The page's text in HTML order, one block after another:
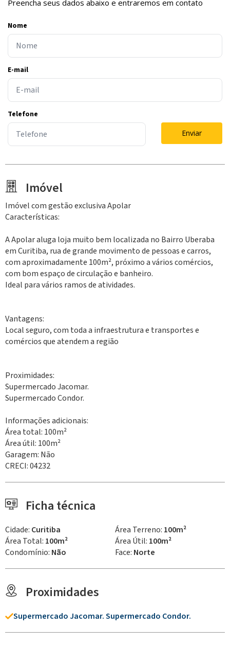
Preencha seus dados abaixo e entraremos em contato
Nome
E-mail
Telefone
Enviar
Imóvel
Imóvel com gestão exclusiva Apolar
Características:
A Apolar aluga loja muito bem localizada no Bairro Uberaba
em Curitiba, rua de grande movimento de pessoas e carros,
com aproximadamente 100m², próximo a vários comércios,
com bom espaço de circulação e banheiro.
Ideal para vários ramos de atividades.
Vantagens:
Local seguro, com toda a infraestrutura e transportes e
comércios que atendem a região
Proximidades:
Supermercado Jacomar.
Supermercado Condor.
Informações adicionais:
Área total: 100m²
Área útil: 100m²
Garagem: Não
CRECI: 04232
Ficha técnica
Cidade: Curitiba Área Terreno: 100m²
Área Total: 100m² Área Útil: 100m²
Condomínio: Não Face: Norte
Proximidades
Supermercado Jacomar. Supermercado Condor.